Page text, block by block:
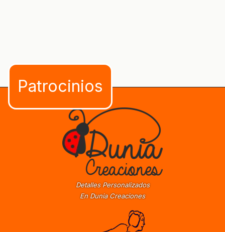
Detalles Personalizados
En Dunia Creaciones